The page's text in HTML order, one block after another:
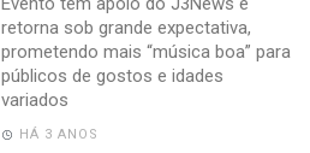
retorna sob grande expectativa,
prometendo mais “música boa” para
públicos de gostos e idades
variados
HÁ 3 ANOS